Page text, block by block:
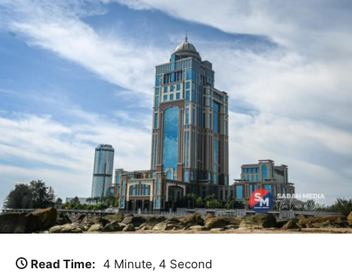
Read Time: 4 Minute, 4 Second